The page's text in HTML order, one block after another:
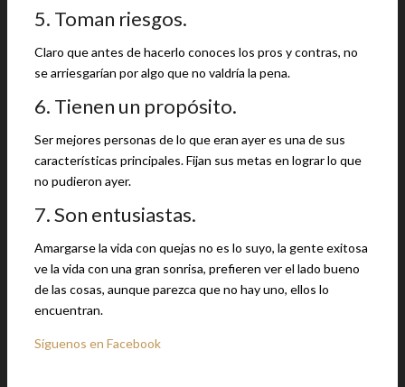
5. Toman riesgos.
Claro que antes de hacerlo conoces los pros y contras, no
se arriesgarían por algo que no valdría la pena.
6. Tienen un propósito.
Ser mejores personas de lo que eran ayer es una de sus
características principales. Fijan sus metas en lograr lo que
no pudieron ayer.
7. Son entusiastas.
Amargarse la vida con quejas no es lo suyo, la gente exitosa
ve la vida con una gran sonrisa, prefieren ver el lado bueno
de las cosas, aunque parezca que no hay uno, ellos lo
encuentran.
Síguenos en Facebook